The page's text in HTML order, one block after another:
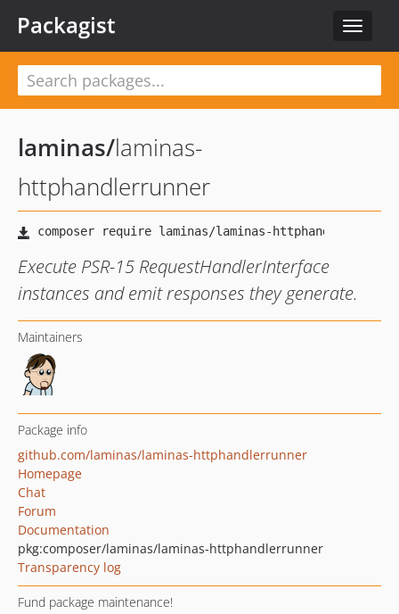
Toggle
Packagist
laminas/laminas-
httphandlerrunner
Execute PSR-15 RequestHandlerInterface
instances and emit responses they generate.
Maintainers
Package info
github.com/laminas/laminas-httphandlerrunner
Homepage
Chat
Forum
Documentation
pkg:composer/laminas/laminas-httphandlerrunner
Transparency log
Fund package maintenance!